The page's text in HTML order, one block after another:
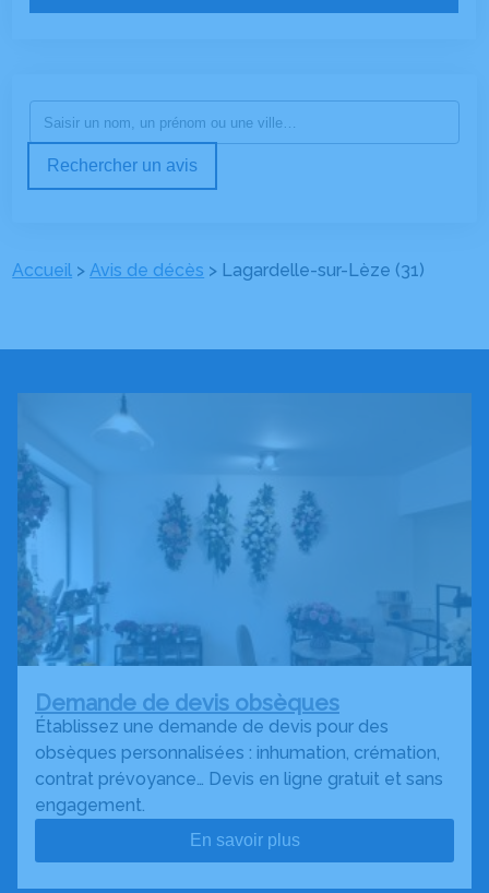
Rechercher un avis
Accueil >Avis de décès > Lagardelle-sur-Lèze (31)
Demande de devis obsèques
Établissez une demande de devis pour des
obsèques personnalisées : inhumation, crémation,
contrat prévoyance… Devis en ligne gratuit et sans
engagement.
En savoir plus